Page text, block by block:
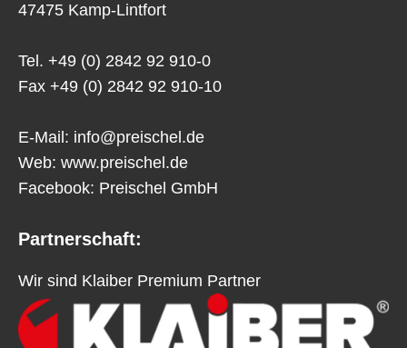
47475 Kamp-Lintfort
Tel. +49 (0) 2842 92 910-0
Fax +49 (0) 2842 92 910-10
E-Mail: info@preischel.de
Web: www.preischel.de
Facebook: Preischel GmbH
Partnerschaft:
Wir sind Klaiber Premium Partner